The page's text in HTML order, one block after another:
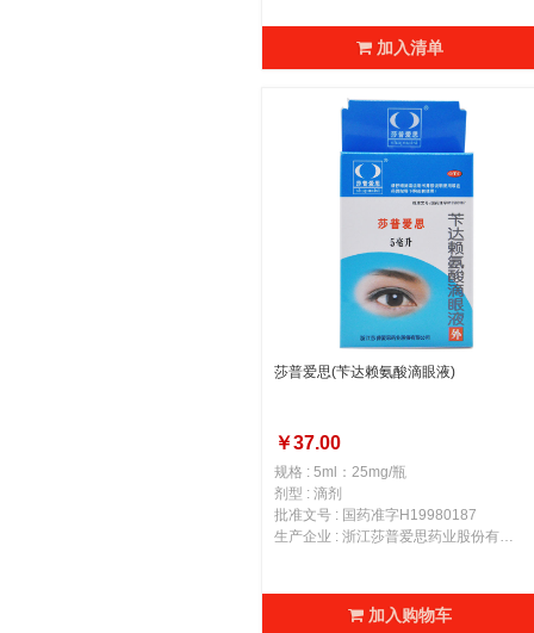
加入清单
莎普爱思(苄达赖氨酸滴眼液)
￥37.00
规格 : 5ml：25mg/瓶
剂型 : 滴剂
批准文号 : 国药准字H19980187
生产企业 : 浙江莎普爱思药业股份有限公司
加入购物车